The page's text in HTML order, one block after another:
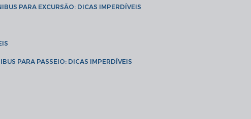
PARA EXCURSÃO: DICAS IMPERDÍVEIS
PARA PASSEIO: DICAS IMPERDÍVEIS